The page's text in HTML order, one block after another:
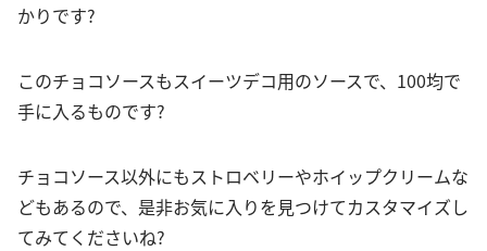
かりです?
このチョコソースもスイーツデコ用のソースで、100均で
手に入るものです?
チョコソース以外にもストロベリーやホイップクリームな
どもあるので、是非お気に入りを見つけてカスタマイズし
てみてくださいね?